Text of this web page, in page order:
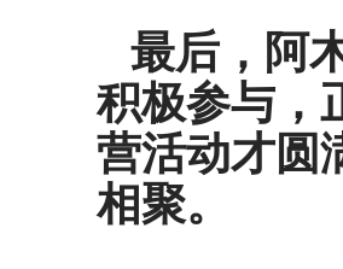
最后，阿
积极参与，
营活动才圆
相聚。